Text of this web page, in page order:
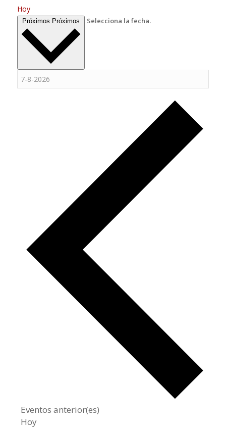
Hoy
Próximos Próximos Selecciona la fecha.
Eventos anterior(es)
Hoy